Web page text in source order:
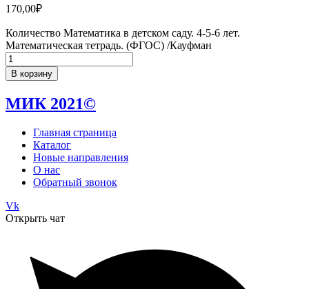
170,00₽
Количество Математика в детском саду. 4-5-6 лет.
Математическая тетрадь. (ФГОС) /Кауфман
В корзину
МИК 2021©
Главная страница
Каталог
Новые направления
О нас
Обратный звонок
Vk
Открыть чат